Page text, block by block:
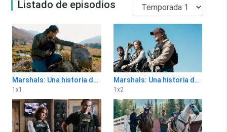
Listado de episodios
Marshals: Una historia de Yellowstone 1x1
1 x1
Marshals: Una historia de Yellowstone 1x2
1 x2